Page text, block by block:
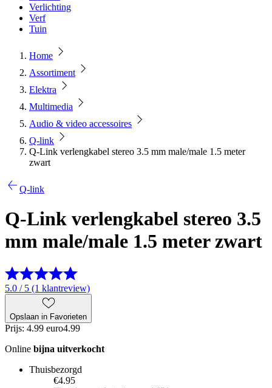
Verlichting
Verf
Tuin
Home
Assortiment
Elektra
Multimedia
Audio & video accessoires
Q-link
Q-Link verlengkabel stereo 3.5 mm male/male 1.5 meter
zwart
Q-link
Q-Link verlengkabel stereo 3.5
mm male/male 1.5 meter zwart
5.0 / 5 (1 klantreview)
Opslaan in Favorieten
Prijs: 4.99 euro4.99
Online bijna uitverkocht
Thuisbezorgd
€4.95